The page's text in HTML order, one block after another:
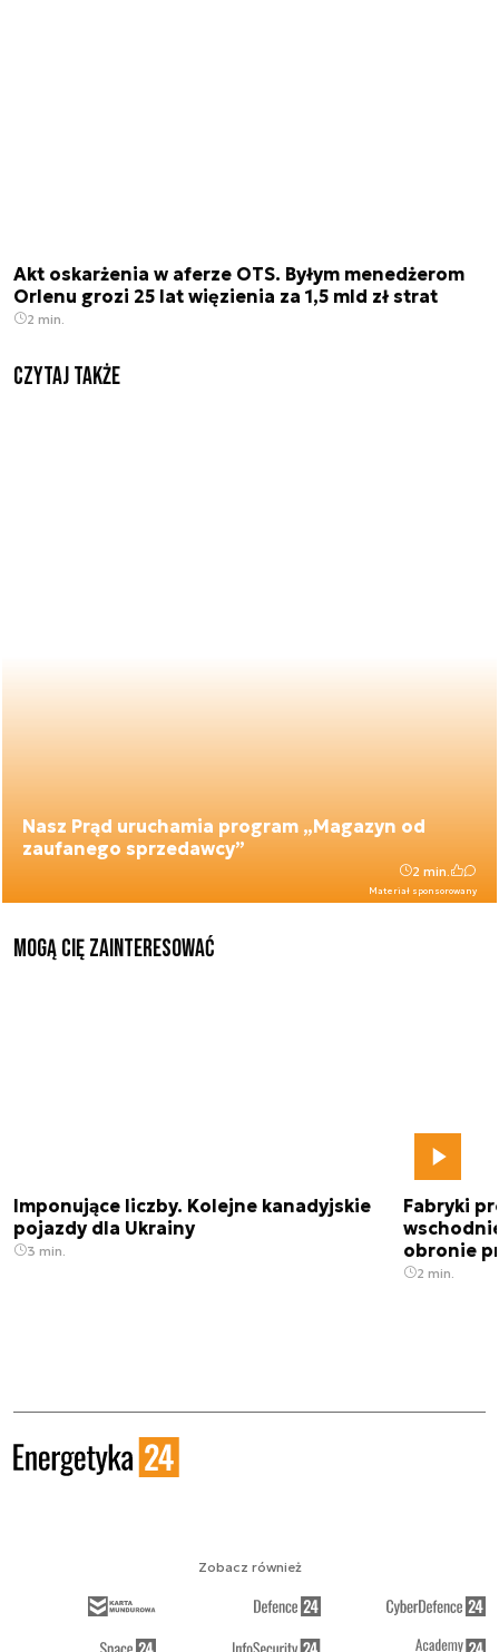
Akt oskarżenia w aferze OTS. Byłym menedżerom
Orlenu grozi 25 lat więzienia za 1,5 mld zł strat
2 min.
Czytaj także
Nasz Prąd uruchamia program „Magazyn od
zaufanego sprzedawcy”
Materiał sponsorowany
2 min.
Mogą Cię zainteresować
Imponujące liczby. Kolejne kanadyjskie
pojazdy dla Ukrainy
3 min.
Fabryki
obronie
2 min.
Zobacz również